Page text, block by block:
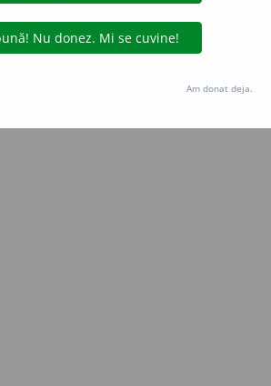
2026 dexonline (https://dexonline.ro)
prin orice metode de extragere automată
seturilor de date oferite oficial spre utilizare
Hosterion
Am donat deja.